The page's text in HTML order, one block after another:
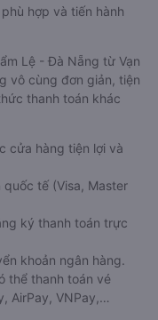
hợp và tiến hành
Lệ - Đà Nẵng từ Vạn
vô cùng đơn giản, tiện
thanh toán khác
cửa hàng tiện lợi và
tế (Visa, Master
ký thanh toán trực
khoản ngân hàng.
thể thanh toán vé
AirPay, VNPay,…